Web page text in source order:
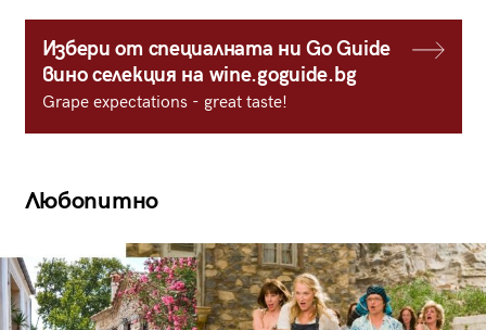
Избери от специалната ни Go Guide
вино селекция на wine.goguide.bg
Grape expectations - great taste!
Любопитно